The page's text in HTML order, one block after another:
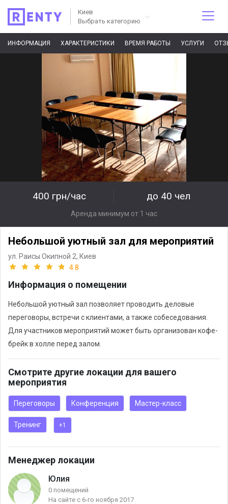
Киев
Выбрать категорию
ИНФОРМАЦИЯ ХАРАКТЕРИСТИКИ ВРЕМЯ РАБОТЫ УСЛУГИ
400 грн/час до 40 чел
Аренда минимум от 1 час
Небольшой уютный зал для мероприятий
ул. Раисы Окипной 2, Киев
4.8
Информация о помещении
Небольшой уютный зал позволяет проводить деловые
переговоры, встречи с клиентами, а также собеседования.
Для участников мероприятий может быть организован кофе-
брейк в холле перед залом.
Смотрите другие локации для вашего
мероприятия
Переговоры Конференция Мастер-класс
Тренинг +1
Менеджер локации
Юлия
0 помещений
На сайте с 6-го ноября 2017